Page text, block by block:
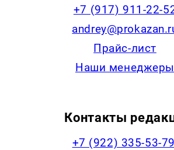
+7 (917) 911-22-
Прайс-лист
Наши менеджеры
Контакты
+7 (922) 335-53-